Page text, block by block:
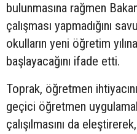
bulunmasına rağmen
çalışması yapmadığını
okulların yeni öğretim
başlayacağını ifade etti.
Toprak, öğretmen
geçici öğretmen
çalışılmasını da